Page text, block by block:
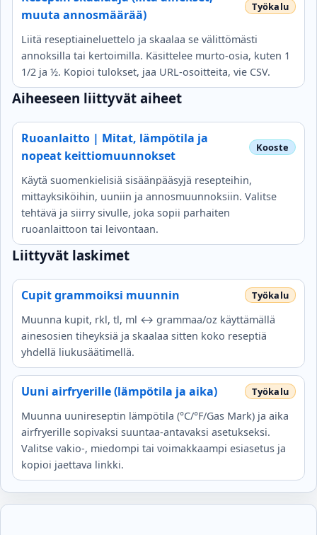
muuta annosmäärää)
Liitä reseptiaineluettelo ja skaalaa se välittömästi
annoksilla tai kertoimilla. Käsittelee murto-osia, kuten 1
1/2 ja ½. Kopioi tulokset, jaa URL-osoitteita, vie CSV.
Aiheeseen liittyvät aiheet
Ruoanlaitto | Mitat, lämpötila ja
nopeat keittiomuunnokset
Käytä suomenkielisiä sisäänpääsyjä resepteihin,
mittayksiköihin, uuniin ja annosmuunnoksiin. Valitse
tehtävä ja siirry sivulle, joka sopii parhaiten
ruoanlaittoon tai leivontaan.
Liittyvät laskimet
Cupit grammoiksi muunnin
Muunna kupit, rkl, tl, ml ↔ grammaa/oz käyttämällä
ainesosien tiheyksiä ja skaalaa sitten koko reseptiä
yhdellä liukusäätimellä.
Uuni airfryerille (lämpötila ja aika)
Muunna uunireseptin lämpötila (°C/°F/Gas Mark) ja aika
airfryerille sopivaksi suuntaa-antavaksi asetukseksi.
Valitse vakio-, miedompi tai voimakkaampi esiasetus ja
kopioi jaettava linkki.